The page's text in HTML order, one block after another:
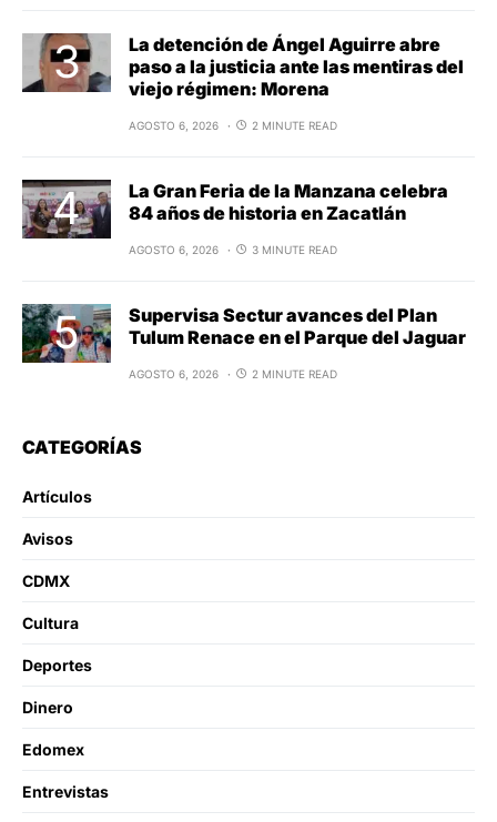
La detención de Ángel Aguirre abre
paso a la justicia ante las mentiras del
viejo régimen: Morena
AGOSTO 6, 2026 2 MINUTE READ
La Gran Feria de la Manzana celebra
84 años de historia en Zacatlán
AGOSTO 6, 2026 3 MINUTE READ
Supervisa Sectur avances del Plan
Tulum Renace en el Parque del Jaguar
AGOSTO 6, 2026 2 MINUTE READ
CATEGORÍAS
Artículos
Avisos
CDMX
Cultura
Deportes
Dinero
Edomex
Entrevistas